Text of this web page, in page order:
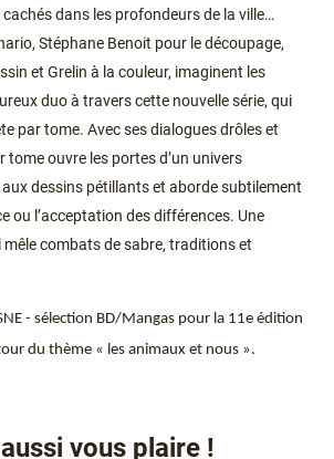
dans les profondeurs de la ville…
Stéphane Benoit pour le découpage,
et Grelin à la couleur, imaginent les
duo à travers cette nouvelle série, qui
par tome. Avec ses dialogues drôles et
tome ouvre les portes d’un univers
dessins pétillants et aborde subtilement
ou l’acceptation des différences. Une
mêle combats de sabre, traditions et
- sélection BD/Mangas pour la 11e édition
du thème « les animaux et nous ».
vous plaire !